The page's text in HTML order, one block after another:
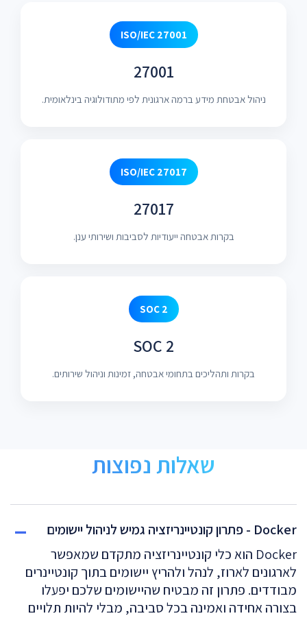
ISO/IEC 27001
27001
ניהול אבטחת מידע ברמה ארגונית לפי מתודולוגיה בינלאומית.
ISO/IEC 27017
27017
בקרות אבטחה ייעודיות לסביבות ושירותי ענן.
SOC 2
SOC 2
בקרות ותהליכים בתחומי אבטחה, זמינות וניהול שירותים.
שאלות נפוצות
Docker - פתרון קונטיינריזציה גמיש לניהול יישומים
Docker הוא כלי קונטיינריזציה מתקדם שמאפשר
לארגונים לארוז, לנהל ולהריץ יישומים בתוך קונטיינרים
מבודדים. פתרון זה מבטיח שהיישומים שלכם יפעלו
בצורה אחידה ואמינה בכל סביבה, מבלי להיות תלויים